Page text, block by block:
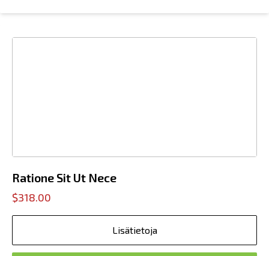
Ratione Sit Ut Nece
$318.00
Lisätietoja